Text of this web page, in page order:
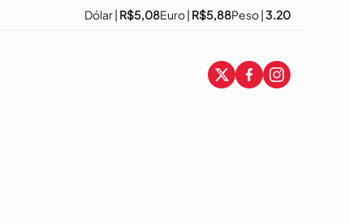
Dólar | R$5,08Euro | R$5,88Peso |3.20